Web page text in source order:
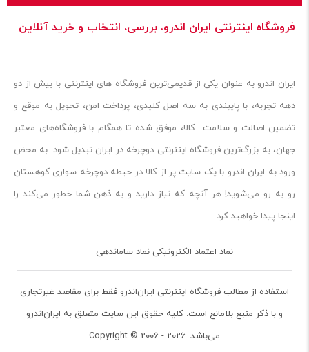
فروشگاه اینترنتی ایران‌ اندرو، بررسی، انتخاب و خرید آنلاین
ایران‌ اندرو به عنوان یکی از قدیمی‌ترین فروشگاه های اینترنتی با بیش از دو
دهه تجربه، با پایبندی به سه اصل کلیدی، پرداخت امن، تحویل به موقع و
تضمین اصالت و سلامت کالا، موفق شده تا همگام با فروشگاه‌های معتبر
جهان، به بزرگ‌ترین فروشگاه اینترنتی دوچرخه در ایران تبدیل شود. به محض
ورود به ایران‌ اندرو با یک سایت پر از کالا در حیطه دوچرخه سواری کوهستان
رو به رو می‌شوید! هر آنچه که نیاز دارید و به ذهن شما خطور می‌کند را
اینجا پیدا خواهید کرد.
نماد اعتماد الکترونیکی نماد ساماندهی
استفاده از مطالب فروشگاه اینترنتی ایران‌اندرو فقط برای مقاصد غیرتجاری
و با ذکر منبع بلامانع است. کلیه حقوق این سایت متعلق به ایران‌اندرو
می‌باشد. Copyright © 2006 - 2026